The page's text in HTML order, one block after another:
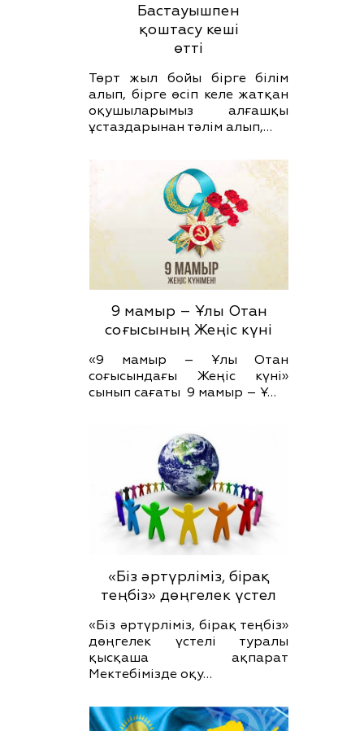
Бастауышпен
қоштасу кеші
өтті
Төрт жыл бойы бірге білім
алып, бірге өсіп келе жатқан
оқушыларымыз алғашқы
ұстаздарынан тәлім алып,…
9 мамыр – Ұлы Отан
соғысының Жеңіс күні
«9 мамыр – Ұлы Отан
соғысындағы Жеңіс күні»
сынып сағаты 9 мамыр – Ұ…
«Біз әртүрліміз, бірақ
теңбіз» дөңгелек үстел
«Біз әртүрліміз, бірақ теңбіз»
дөңгелек үстелі туралы
қысқаша ақпарат
Мектебімізде оқу…